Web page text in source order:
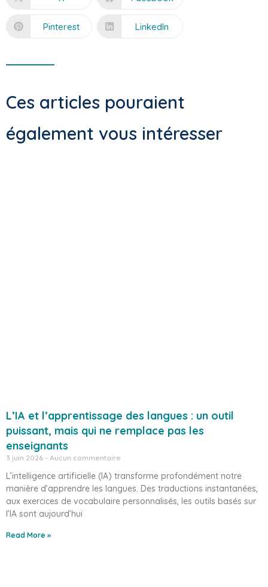
Pinterest LinkedIn
Ces articles pouraient
également vous intéresser
L’IA et l’apprentissage des langues : un outil
puissant, mais qui ne remplace pas les
enseignants
3 juin 2026 Aucun commentaire
L’intelligence artificielle (IA) transforme profondément notre
manière d’apprendre les langues. Des traductions instantanées,
aux exercices de vocabulaire personnalisés, les outils basés sur
l’IA sont aujourd’hui
Read More »